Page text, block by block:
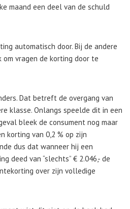
maand een deel van de schuld
automatisch door. Bij de andere
vragen de korting door te
Dat betreft de overgang van
klasse. Onlangs speelde dit in een
bleek de consument nog maar
korting van 0,2 % op zijn
dus dat wanneer hij een
deed van “slechts” € 2.046,- de
over zijn volledige